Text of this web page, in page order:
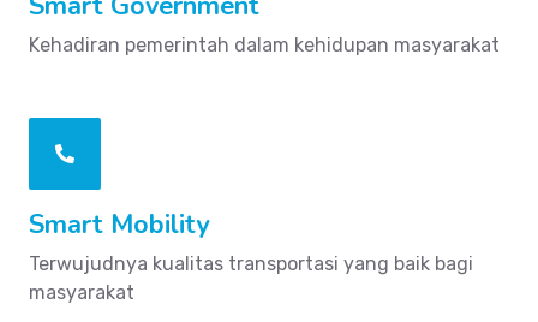
Kehadiran pemerintah dalam kehidupan masyarakat
Smart Mobility
Terwujudnya kualitas transportasi yang baik bagi
masyarakat